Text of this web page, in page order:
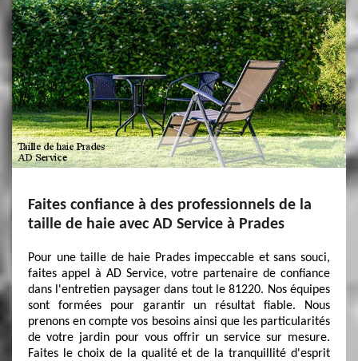
Faites confiance à des professionnels de la
taille de haie avec AD Service à Prades
Pour une taille de haie Prades impeccable et sans souci,
faites appel à AD Service, votre partenaire de confiance
dans l'entretien paysager dans tout le 81220. Nos équipes
sont formées pour garantir un résultat fiable. Nous
prenons en compte vos besoins ainsi que les particularités
de votre jardin pour vous offrir un service sur mesure.
Faites le choix de la qualité et de la tranquillité d'esprit